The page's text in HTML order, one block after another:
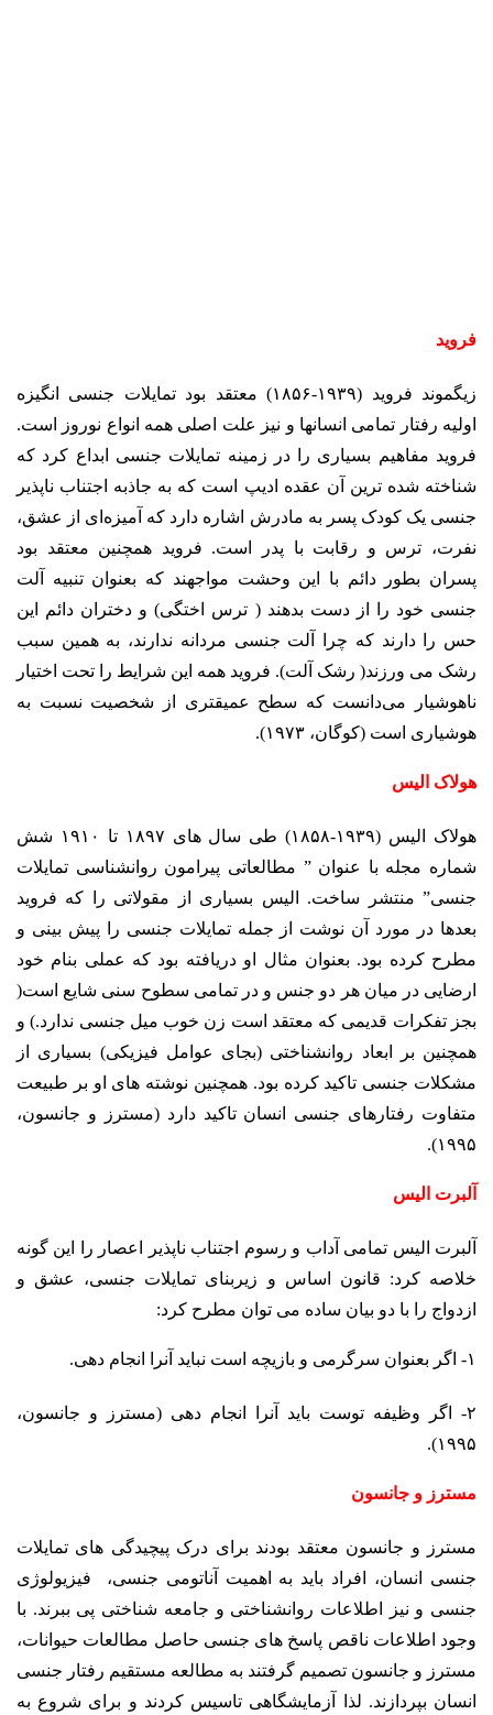
فروید
زیگموند فروید (۱۹۳۹-۱۸۵۶) معتقد بود تمایلات جنسی انگیزه
اولیه رفتار تمامی انسان­ها و نیز علت اصلی همه انواع نوروز است.
فروید مفاهیم بسیاری را در زمینه تمایلات جنسی ابداع کرد که
شناخته شده ­ترین آن عقده ادیپ است که به جاذبه اجتناب ناپذیر
جنسی یک کودک پسر به مادرش اشاره دارد که آمیزه‌ای از عشق،
نفرت، ترس و رقابت با پدر است. فروید همچنین معتقد بود
پسران بطور دائم با این وحشت مواجهند که بعنوان تنبیه آلت
جنسی خود را از دست بدهند ( ترس اختگی) و دختران دائم این
حس را دارند که چرا آلت جنسی مردانه ندارند، به همین سبب
رشک می ورزند( رشک آلت). فروید همه این شرایط را تحت اختیار
ناهوشیار می‌دانست که سطح عمیقتری از شخصیت نسبت به
هوشیاری است (کوگان، ۱۹۷۳).
هولاک الیس
هولاک الیس (۱۹۳۹-۱۸۵۸) طی سال های ۱۸۹۷ تا ۱۹۱۰ شش
شماره مجله با عنوان ” مطالعاتی پیرامون روان­شناسی تمایلات
جنسی” منتشر ساخت. الیس بسیاری از مقولاتی را که فروید
بعدها در مورد آن نوشت از جمله تمایلات جنسی را پیش بینی و
مطرح کرده بود. بعنوان مثال او دریافته بود که عملی بنام خود
ارضایی در میان هر دو جنس و در تمامی سطوح سنی شایع است(
بجز تفکرات قدیمی که معتقد است زن خوب میل جنسی ندارد.) و
همچنین بر ابعاد روان­شناختی (بجای عوامل فیزیکی) بسیاری از
مشکلات جنسی تاکید کرده بود. همچنین نوشته های او بر طبیعت
متفاوت رفتارهای جنسی انسان تاکید دارد (مسترز و جانسون،
۱۹۹۵).
آلبرت الیس
آلبرت الیس تمامی آداب و رسوم اجتناب ناپذیر اعصار را این گونه
خلاصه کرد: قانون اساس و زیربنای تمایلات جنسی، عشق و
ازدواج را با دو بیان ساده می­ توان مطرح کرد:
۱- اگر بعنوان سرگرمی و بازیچه است نباید آنرا انجام دهی.
۲- اگر وظیفه توست باید آنرا انجام دهی (مسترز و جانسون،
۱۹۹۵).
مسترز و جانسون
مسترز و جانسون معتقد بودند برای درک پیچیدگی ­های تمایلات
جنسی انسان، افراد باید به اهمیت آناتومی جنسی، فیزیولوژی
جنسی و نیز اطلاعات روان­شناختی و جامعه­ شناختی پی ببرند. با
وجود اطلاعات ناقص پاسخ­ های جنسی حاصل مطالعات حیوانات،
مسترز و جانسون تصمیم گرفتند به مطالعه مستقیم رفتار جنسی
انسان بپردازند. لذا آزمایشگاهی تاسیس کردند و برای شروع به